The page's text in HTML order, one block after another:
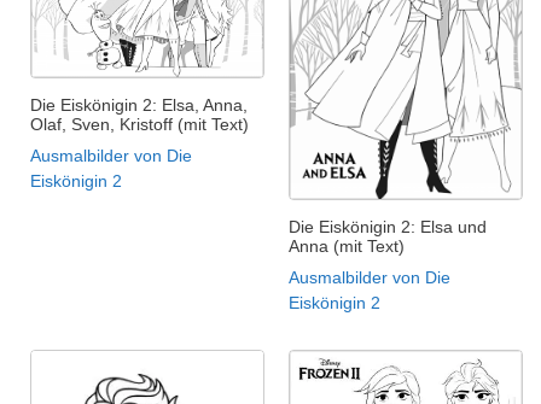
Die Eiskönigin 2: Elsa, Anna,
Olaf, Sven, Kristoff (mit Text)
Ausmalbilder von Die
Eiskönigin 2
Die Eiskönigin 2: Elsa und
Anna (mit Text)
Ausmalbilder von Die
Eiskönigin 2